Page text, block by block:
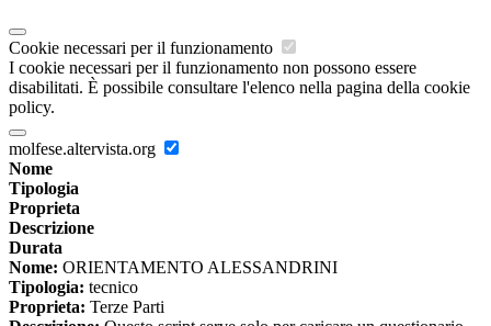
Cookie necessari per il funzionamento
I cookie necessari per il funzionamento non possono essere
disabilitati. È possibile consultare l'elenco nella pagina della cookie
policy.
molfese.altervista.org
Nome
Tipologia
Proprieta
Descrizione
Durata
Nome: ORIENTAMENTO ALESSANDRINI
Tipologia: tecnico
Proprieta: Terze Parti